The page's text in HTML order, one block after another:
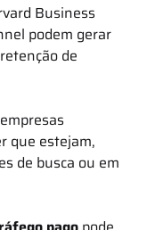
Business
podem gerar
de
que estejam,
de busca ou em